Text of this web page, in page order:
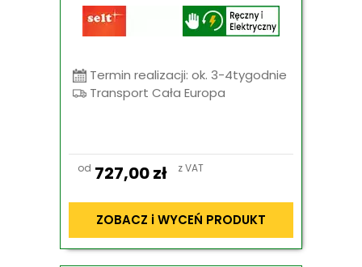
Termin realizacji: ok. 3-4tygodnie
Transport Cała Europa
od 727,00zł z VAT
ZOBACZ i WYCEŃ PRODUKT